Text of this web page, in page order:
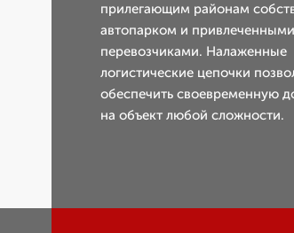
прилегающим районам
автопарком и привлеченными
перевозчиками. Налаженные
логистические цепочки
обеспечить своевременную
на объект любой сложности.